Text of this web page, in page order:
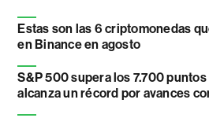
Estas son las 6 criptomonedas
en Binance en agosto
S&P 500 supera los 7.700
alcanza un récord por avances